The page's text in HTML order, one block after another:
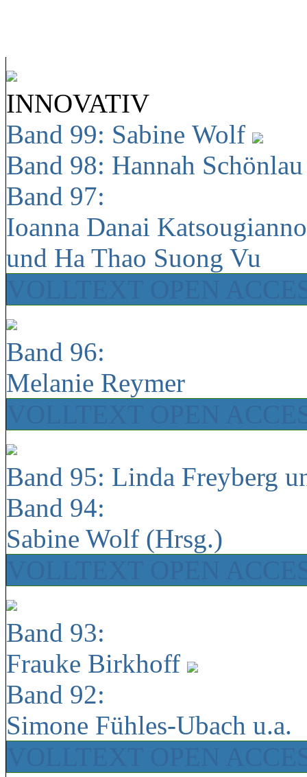
INNOVATIV
Band 99: Sabine Wolf
Band 98: Hannah
Band 97:
Ioanna Danai
und Ha Thao Suong Vu
Band 96:
Melanie Reymer
Band 95: Linda Freyberg
Band 94:
Sabine Wolf (Hrsg.)
Band 93:
Frauke Birkhoff
Band 92:
Simone Fühles-Ubach u.a.